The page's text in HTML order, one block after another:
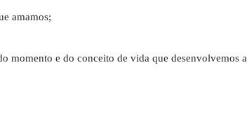
amamos;
momento e do conceito de vida que desenvolvemos a